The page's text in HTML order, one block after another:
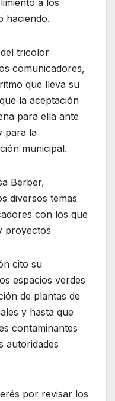
a los
haciendo.
tricolor
comunicadores,
que lleva su
la aceptación
para ella ante
para la
municipal.
Berber,
diversos temas
con los que
proyectos
cito su
espacios verdes
de plantas de
y hasta que
contaminantes
autoridades
por revisar los